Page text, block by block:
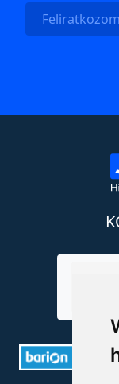
Feliratkozom